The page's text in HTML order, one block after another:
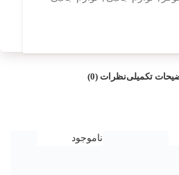
تکمیلینظرات (0)
ناموجود